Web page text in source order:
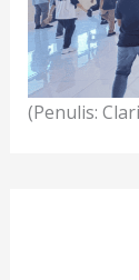
(Penulis: